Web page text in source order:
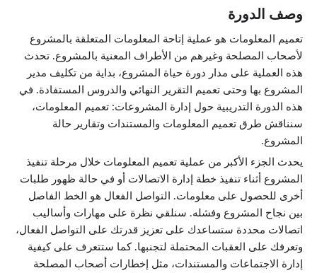
وصف الدورة
تعميم المعلومات هو عملية إتاحة المعلومات المتعلقة بالمشروع
لأصحاب المصلحة وغيرهم من الأطراف المعنية بالمشروع. تحدث
هذه العملية على مدار دورة حياة المشروع، بداية من تكليف مدير
المشروع بها وحتى تعميم التقرير النهائي والدروس المستفادة. في
هذه الدورة التدريبية حول إدارة المشروعات: تعميم المعلومات،
سنناقش طرق تعميم المعلومات والمستندات وتقارير حالة
المشروع.
يحدث الجزء الأكبر من عملية تعميم المعلومات خلال مرحلة تنفيذ
المشروع أثناء تنفيذ خطة إدارة الاتصالات أو في حالة ظهور طلبات
أخرى للحصول على معلومات. التواصل الفعال هو الخط الفاصل
بين نجاح المشروع وفشله. سنلقي نظرة على مهارات وأساليب
اتصالات محددة ستساعدك على تعزيز قدرتك على التواصل الفعال،
وتعرفك على العقبات المحتملة لتجنبها. كما ستتعرف على كيفية
إدارة الاجتماعات والمستندات، مثل إخطارات أصحاب المصلحة